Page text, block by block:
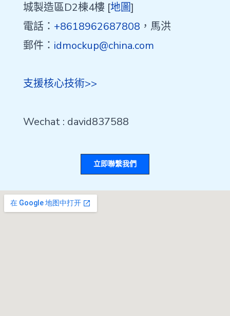
城製造區D2棟4樓 [地圖]
電話： +8618962687808 ，馬洪
郵件： idmockup@china.com
支援核心技術>>
Wechat : david837588
立即聯繫我們